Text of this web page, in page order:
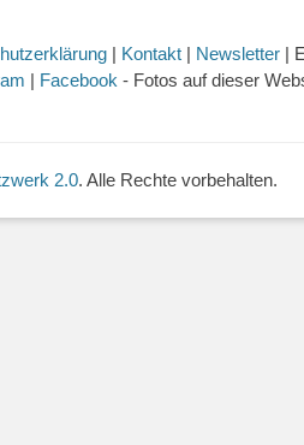
| Kontakt | Newsletter |
| Facebook - Fotos auf dieser
2.0. Alle Rechte vorbehalten.